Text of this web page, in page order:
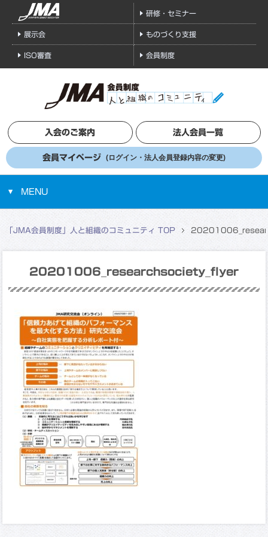
研修・セミナー
展示会 ものづくり支援
ISO審査 会員制度
入会のご案内 法人会員一覧
会員マイページ (ログイン・法人会員登録内容の変更)
MENU
「JMA会員制度」人と組織のコミュニティ TOP
20201006_researchsociety_flyer